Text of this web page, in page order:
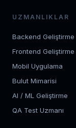
UZMANLIKLAR
Backend Geliştirme
Frontend Geliştirme
Mobil Uygulama
Bulut Mimarisi
AI / ML Geliştirme
QA Test Uzmanı